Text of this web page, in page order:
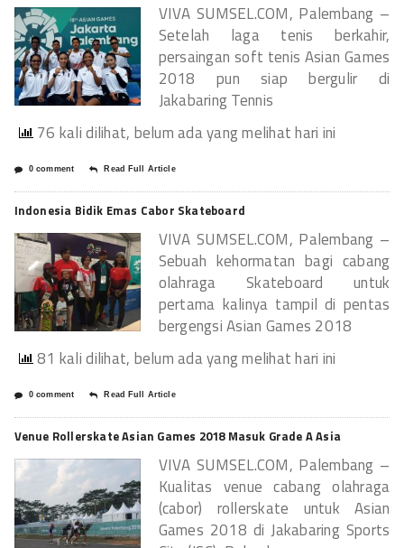
VIVA SUMSEL.COM, Palembang –
Setelah laga tenis berkahir,
persaingan soft tenis Asian Games
2018 pun siap bergulir di
Jakabaring Tennis
76 kali dilihat, belum ada yang melihat hari ini
0 comment Read Full Article
Indonesia Bidik Emas Cabor Skateboard
VIVA SUMSEL.COM, Palembang –
Sebuah kehormatan bagi cabang
olahraga Skateboard untuk
pertama kalinya tampil di pentas
bergengsi Asian Games 2018
81 kali dilihat, belum ada yang melihat hari ini
0 comment Read Full Article
Venue Rollerskate Asian Games 2018 Masuk Grade A Asia
VIVA SUMSEL.COM, Palembang –
Kualitas venue cabang olahraga
(cabor) rollerskate untuk Asian
Games 2018 di Jakabaring Sports